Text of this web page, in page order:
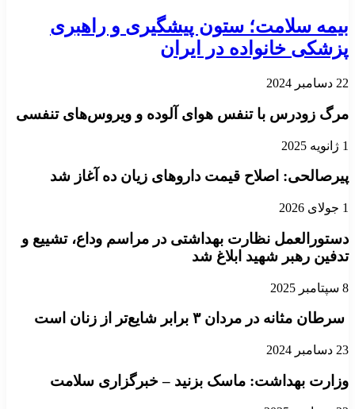
بیمه سلامت؛ ستون پیشگیری و راهبری
پزشکی خانواده در ایران
22 دسامبر 2024
مرگ زودرس با تنفس هوای آلوده و ویروس‌های تنفسی
1 ژانویه 2025
پیرصالحی: اصلاح قیمت داروهای زیان ده آغاز شد
1 جولای 2026
دستورالعمل نظارت بهداشتی در مراسم وداع، تشییع و
تدفین رهبر شهید ابلاغ شد
8 سپتامبر 2025
سرطان مثانه در مردان ۳ برابر شایع‌تر از زنان است
23 دسامبر 2024
وزارت بهداشت: ماسک بزنید – خبرگزاری سلامت